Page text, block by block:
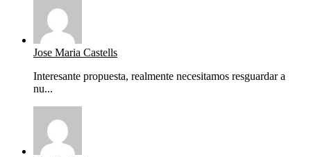
Jose Maria Castells
Interesante propuesta, realmente necesitamos resguardar a
nu...